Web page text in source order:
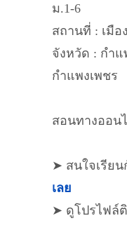
ม.1-6
สถานที่ : เมือ
จังหวัด : กำแ
กำแพงเพชร
สอนทางออน
➤ สนใจเรีย
เลย
➤ ดูโปรไฟล์